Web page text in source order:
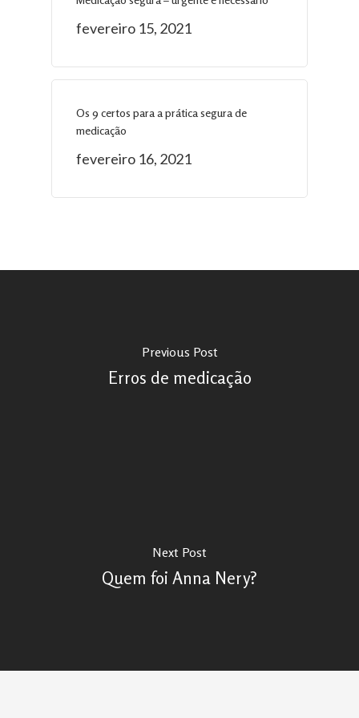
fevereiro 15, 2021
Os 9 certos para a prática segura de
medicação
fevereiro 16, 2021
Previous Post
Erros de medicação
Next Post
Quem foi Anna Nery?